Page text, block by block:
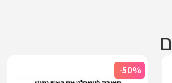
-50%